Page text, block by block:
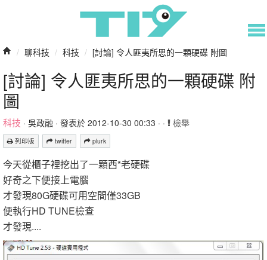
/ 聊科技 / 科技 / [討論] 令人匪夷所思的一顆硬碟 附圖
[討論] 令人匪夷所思的一顆硬碟 附
圖
科技 · 吳政融 · 發表於 2012-10-30 00:33 · · 檢舉
列印版 twitter plurk
今天從櫃子裡挖出了一顆西*老硬碟
好奇之下便接上電腦
才發現80G硬碟可用空間僅33GB
便執行HD TUNE檢查
才發現....